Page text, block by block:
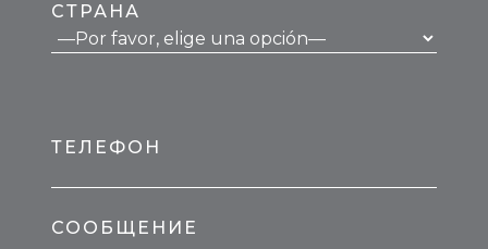
СТРАНА
ТЕЛЕФОН
СООБЩЕНИЕ